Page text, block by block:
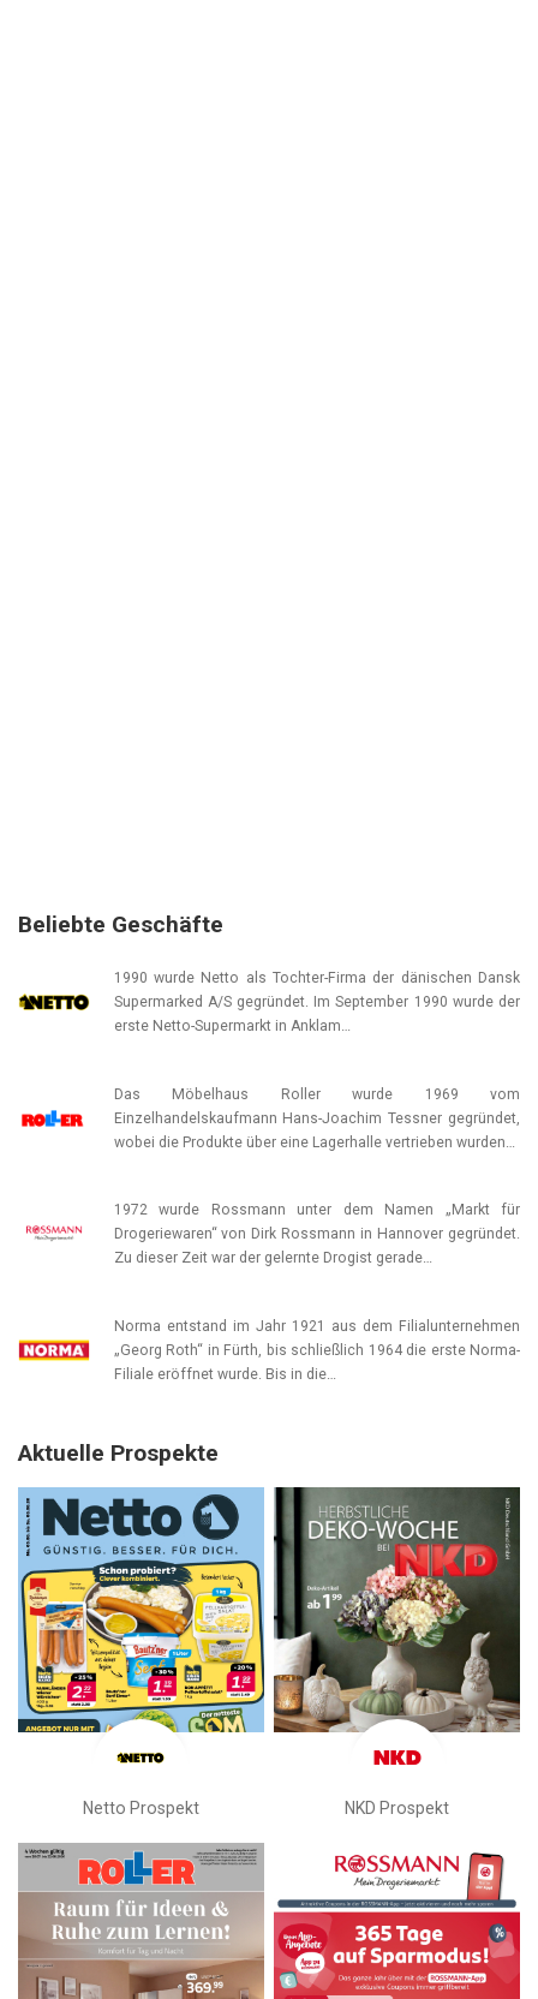
Beliebte Geschäfte
1990 wurde Netto als Tochter-Firma der dänischen Dansk
Supermarked A/S gegründet. Im September 1990 wurde der
erste Netto-Supermarkt in Anklam…
Das Möbelhaus Roller wurde 1969 vom
Einzelhandelskaufmann Hans-Joachim Tessner gegründet,
wobei die Produkte über eine Lagerhalle vertrieben wurden…
1972 wurde Rossmann unter dem Namen „Markt für
Drogeriewaren“ von Dirk Rossmann in Hannover gegründet.
Zu dieser Zeit war der gelernte Drogist gerade…
Norma entstand im Jahr 1921 aus dem Filialunternehmen
„Georg Roth“ in Fürth, bis schließlich 1964 die erste Norma-
Filiale eröffnet wurde. Bis in die…
Aktuelle Prospekte
Netto Prospekt NKD Prospekt